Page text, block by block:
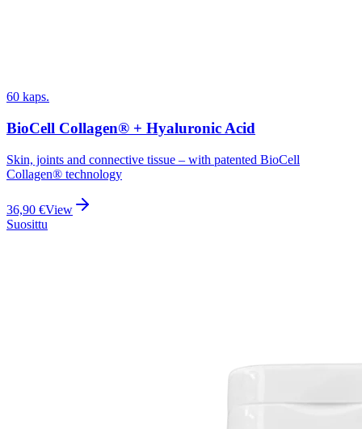
60 kaps.
BioCell Collagen® + Hyaluronic Acid
Skin, joints and connective tissue – with patented BioCell
Collagen® technology
36,90 €View
Suosittu